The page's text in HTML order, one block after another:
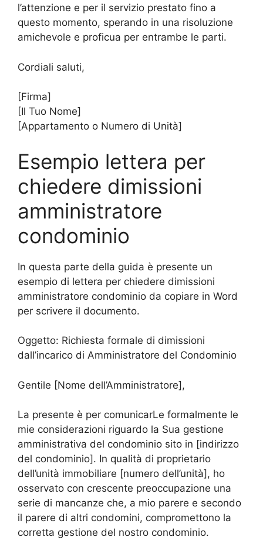
l’attenzione e per il servizio prestato fino a
questo momento, sperando in una risoluzione
amichevole e proficua per entrambe le parti.
Cordiali saluti,
[Firma]
[Il Tuo Nome]
[Appartamento o Numero di Unità]
Esempio lettera per
chiedere dimissioni
amministratore
condominio
In questa parte della guida è presente un
esempio di lettera per chiedere dimissioni
amministratore condominio da copiare in Word
per scrivere il documento.
Oggetto: Richiesta formale di dimissioni
dall’incarico di Amministratore del Condominio
Gentile [Nome dell’Amministratore],
La presente è per comunicarLe formalmente le
mie considerazioni riguardo la Sua gestione
amministrativa del condominio sito in [indirizzo
del condominio]. In qualità di proprietario
dell’unità immobiliare [numero dell’unità], ho
osservato con crescente preoccupazione una
serie di mancanze che, a mio parere e secondo
il parere di altri condomini, compromettono la
corretta gestione del nostro condominio.